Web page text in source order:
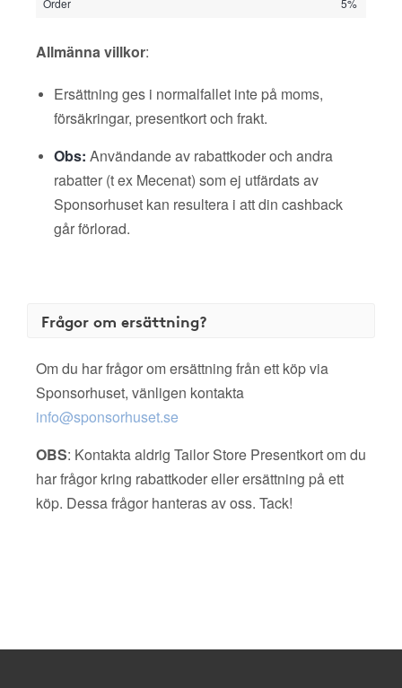
Order 5%
Allmänna villkor:
Ersättning ges i normalfallet inte på moms,
försäkringar, presentkort och frakt.
Obs: Användande av rabattkoder och andra
rabatter (t ex Mecenat) som ej utfärdats av
Sponsorhuset kan resultera i att din cashback
går förlorad.
Frågor om ersättning?
Om du har frågor om ersättning från ett köp via
Sponsorhuset, vänligen kontakta
info@sponsorhuset.se
OBS: Kontakta aldrig Tailor Store Presentkort om du
har frågor kring rabattkoder eller ersättning på ett
köp. Dessa frågor hanteras av oss. Tack!